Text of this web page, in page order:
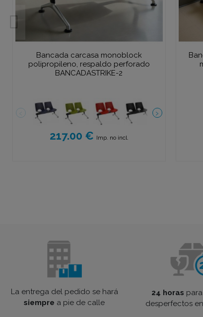
Bancada carcasa monoblock
polipropileno, respaldo perforado
BANCADASTRIKE-2
217.00 € Imp. no incl.
La entrega del pedido se hará
siempre a pie de calle
24 horas
desperfectos